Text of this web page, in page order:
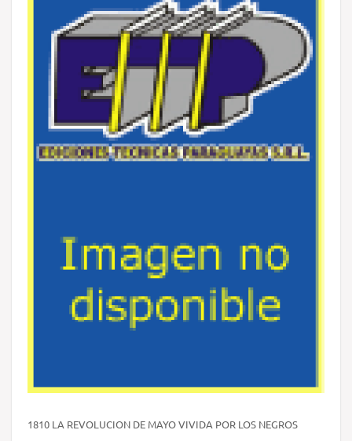
1810 LA REVOLUCION DE MAYO VIVIDA POR LOS NEGROS